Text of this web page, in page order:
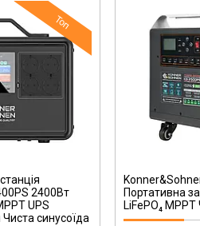
Топ
2400Вт
UPS
синусоїда
Портативна
LiFePO₄